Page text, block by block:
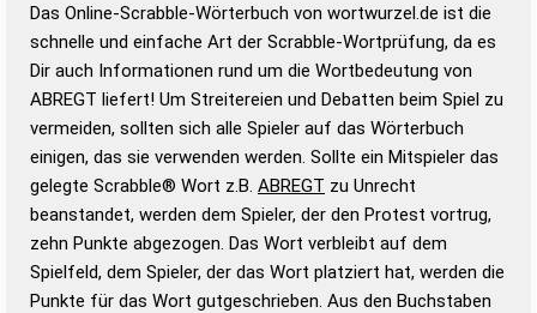
Wortwurzel liefert mit Hilfe eines semantischen
Wortanalyse-Algorithmus gute Anhaltspunkte zu
Wortbedeutung, Worttrennung und Wortform, um die
Gültigkeit eines Wortes für das Scrabble-Spiel zu
bestimmen!
zugelassene Turnier Scrabble-
Wörterbücher sind:
Duden – Standardwerk in 12 Bänden
Duden – Richtiges und gutes
Deutsch
Das Online-Scrabble-Wörterbuch von wortwurzel.de ist die
schnelle und einfache Art der Scrabble-Wortprüfung, da es
Dir auch Informationen rund um die Wortbedeutung von
ABREGT liefert! Um Streitereien und Debatten beim Spiel zu
vermeiden, sollten sich alle Spieler auf das Wörterbuch
einigen, das sie verwenden werden. Sollte ein Mitspieler das
gelegte Scrabble® Wort z.B. ABREGT zu Unrecht
beanstandet, werden dem Spieler, der den Protest vortrug,
zehn Punkte abgezogen. Das Wort verbleibt auf dem
Spielfeld, dem Spieler, der das Wort platziert hat, werden die
Punkte für das Wort gutgeschrieben. Aus den Buchstaben